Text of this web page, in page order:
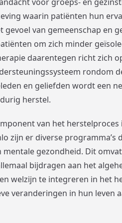
waarin patiënten hun
gevoel van gemeenschap en
om zich minder
daarentegen richt zich
rondom
en geliefden wordt een
herstel.
van het
zijn er diverse programma’s
gezondheid. Dit
bijdragen aan het
welzijn te integreren in het
veranderingen in hun leven